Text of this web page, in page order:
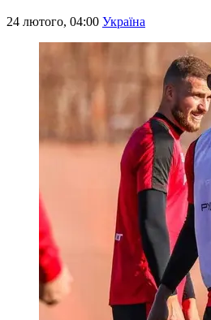
24 лютого, 04:00 Україна